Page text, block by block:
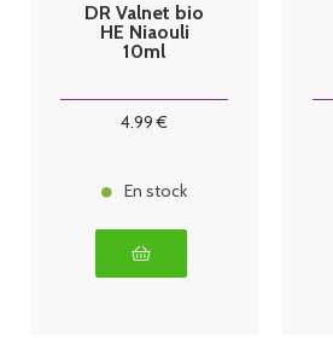
DR Valnet bio
HE Niaouli
10ml
4.99 €
En stock